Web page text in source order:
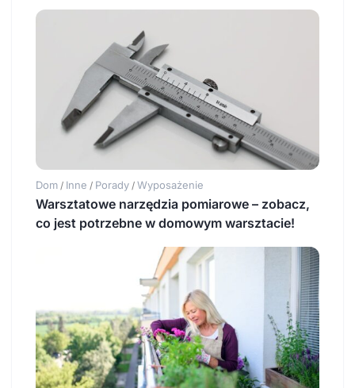
Dom / Inne / Porady / Wyposażenie
Warsztatowe narzędzia pomiarowe – zobacz,
co jest potrzebne w domowym warsztacie!